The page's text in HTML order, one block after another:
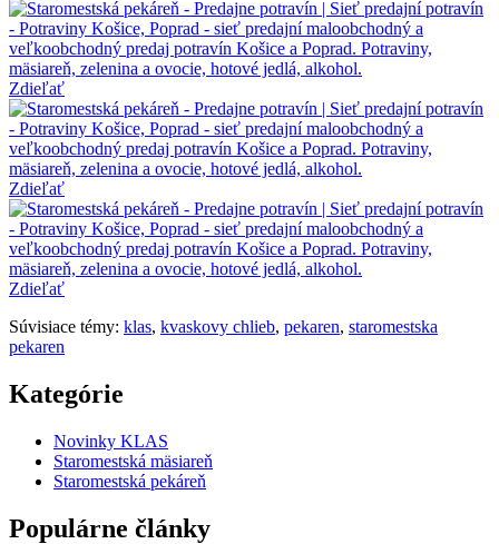
Zdieľať
Zdieľať
Zdieľať
Súvisiace témy: klas, kvaskovy chlieb, pekaren, staromestska
pekaren
Kategórie
Novinky KLAS
Staromestská mäsiareň
Staromestská pekáreň
Populárne články